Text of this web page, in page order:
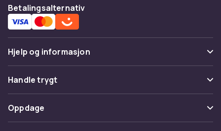
Betalingsalternativ
Hjelp og informasjon
Vanlige spørsmål
Spor pakke
Angre & returner her
Handle trygt
Betaling
Levering
Oppdage